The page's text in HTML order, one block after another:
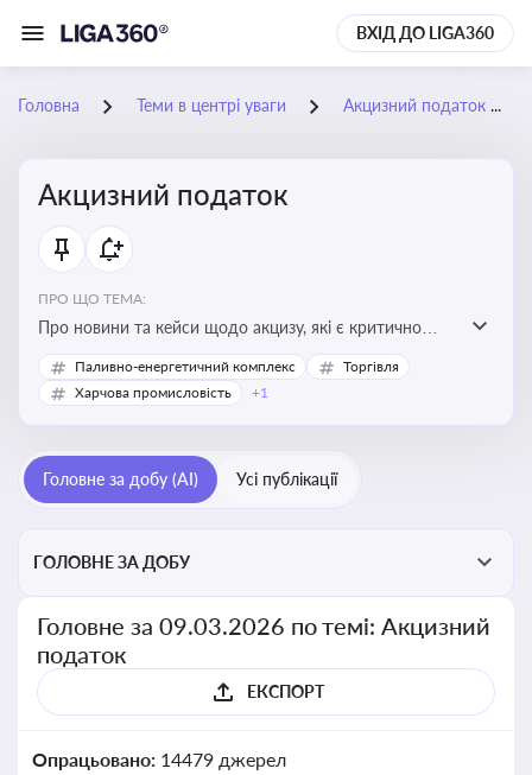
ВХІД ДО LIGA360
Головна Теми в центрі уваги Акцизний податок
Акцизний податок
ПРО ЩО ТЕМА:
Про новини та кейси щодо акцизу, які є критично
важливим для підприємств, які імпортують,
виробляють або реалізують підакцизну продукцію, з
Паливно-енергетичний комплекс
Торгівля
Харчова промисловість
+1
Головне за добу (AI) Усі публікації
ГОЛОВНЕ ЗА ДОБУ
Головне за 09.03.2026 по темі: Акцизний
податок
ЕКСПОРТ
Опрацьовано: 14479 джерел